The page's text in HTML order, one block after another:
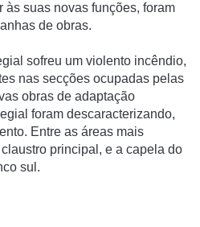
às suas novas funções, foram
de obras.
sofreu um violento incêndio,
nas secções ocupadas pelas
obras de adaptação
foram descaracterizando,
Entre as áreas mais
principal, e a capela do
sul.